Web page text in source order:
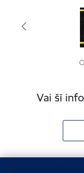
Vai šī